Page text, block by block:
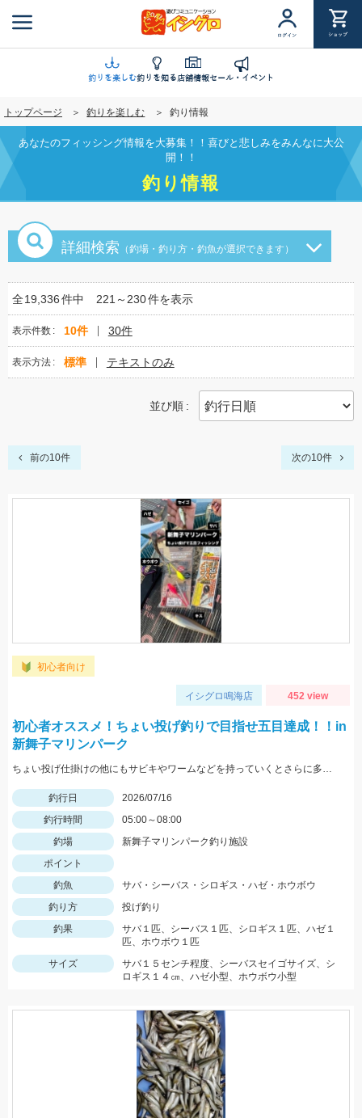
ン
に
移
動
ログイン ショップ
釣りを楽しむ釣りを知る店舗情報セール・イベント
トップページ 釣りを楽しむ 釣り情報
あなたのフィッシング情報を大募集！！喜びと悲しみをみんなに大公
開！！
釣り情報
詳細検索 （釣場・釣り方・釣魚が選択できます）
全19,336件中 221～230件を表示
表示件数 10件 30件
表示方法 標準 テキストのみ
並び順
前の10件 次の10件
初心者向け
イシグロ鳴海店 452 view
初心者オススメ！ちょい投げ釣りで目指せ五目達成！！in
新舞子マリンパーク
ちょい投げ仕掛けの他にもサビキやワームなどを持っていくとさらに多くの魚が釣れるかも！？
釣行日
2026/07/16
釣行時間
05:00～08:00
釣場
新舞子マリンパーク釣り施設
ポイント
釣魚
サバ・シーバス・シロギス・ハゼ・ホウボウ
釣り方
投げ釣り
釣果
サバ１匹、シーバス１匹、シロギス１匹、ハゼ１
匹、ホウボウ１匹
サイズ
サバ１５センチ程度、シーバスセイゴサイズ、シ
ロギス１４㎝、ハゼ小型、ホウボウ小型